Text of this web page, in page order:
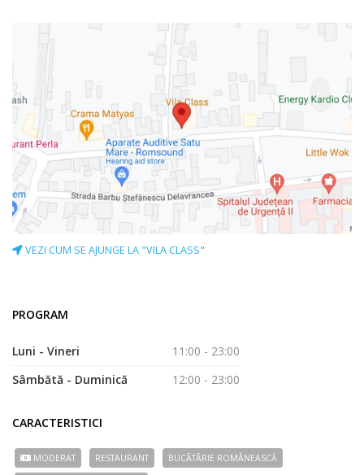
VEZI CUM SE AJUNGE LA "VILA CLASS"
PROGRAM
Luni - Vineri
11:00 - 23:00
Sâmbătă - Duminică
12:00 - 23:00
CARACTERISTICI
MODERAT RESTAURANT BUCÃTÃRIE ROMÂNEASCĂ